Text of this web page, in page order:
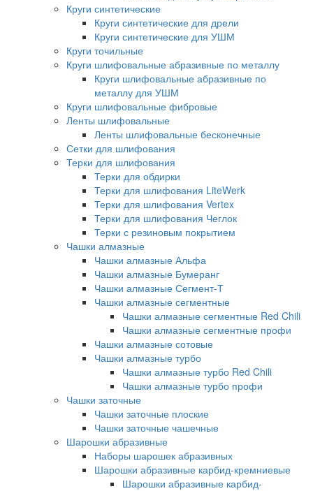
Круги синтетические
Круги синтетические для дрели
Круги синтетические для УШМ
Круги точильные
Круги шлифовальные абразивные по металлу
Круги шлифовальные абразивные по
металлу для УШМ
Круги шлифовальные фибровые
Ленты шлифовальные
Ленты шлифовальные бесконечные
Сетки для шлифования
Терки для шлифования
Терки для обдирки
Терки для шлифования LiteWerk
Терки для шлифования Vertex
Терки для шлифования Чеглок
Терки с резиновым покрытием
Чашки алмазные
Чашки алмазные Альфа
Чашки алмазные Бумеранг
Чашки алмазные Сегмент-Т
Чашки алмазные сегментные
Чашки алмазные сегментные Red Chili
Чашки алмазные сегментные профи
Чашки алмазные сотовые
Чашки алмазные турбо
Чашки алмазные турбо Red Chili
Чашки алмазные турбо профи
Чашки заточные
Чашки заточные плоские
Чашки заточные чашечные
Шарошки абразивные
Наборы шарошек абразивных
Шарошки абразивные карбид-кремниевые
Шарошки абразивные карбид-